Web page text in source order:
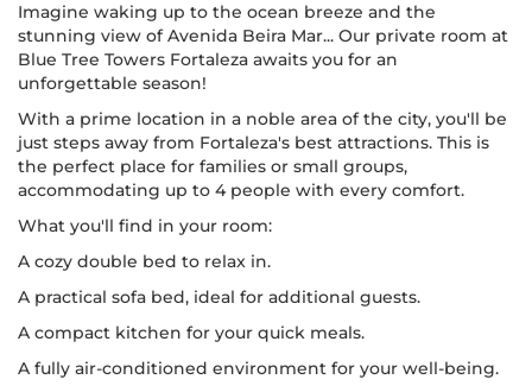
Imagine waking up to the ocean breeze and the
stunning view of Avenida Beira Mar... Our private room at
Blue Tree Towers Fortaleza awaits you for an
unforgettable season!
With a prime location in a noble area of the city, you'll be
just steps away from Fortaleza's best attractions. This is
the perfect place for families or small groups,
accommodating up to 4 people with every comfort.
What you'll find in your room:
A cozy double bed to relax in.
A practical sofa bed, ideal for additional guests.
A compact kitchen for your quick meals.
A fully air-conditioned environment for your well-being.